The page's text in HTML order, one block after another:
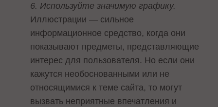
6. Используйте значимую графику.
Иллюстрации — сильное
информационное средство, когда они
показывают предметы, представляющие
интерес для пользователя. Но если они
кажутся необоснованными или не
относящимися к теме сайта, то могут
вызвать неприятные впечатления и